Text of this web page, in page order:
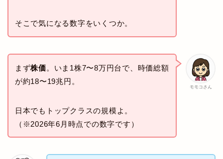
そこで気になる数字をいくつか。
モモコさん
まず株価。いま1株7〜8万円台で、時価総額
が約18〜19兆円。
日本でもトップクラスの規模よ。
（※2026年6月時点での数字です）